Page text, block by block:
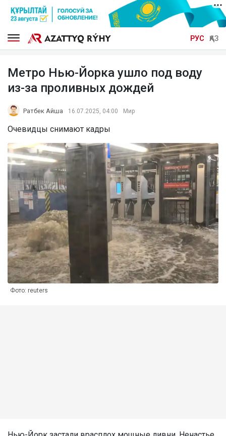
РУС ҚАЗ
Метро Нью-Йорка ушло под воду
из-за проливных дождей
Ратбек Айша 16.07.2025, 04:00 Мир
Очевидцы снимают кадры
Фото: reuters